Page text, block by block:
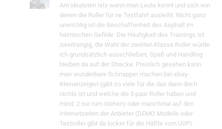
Am idealsten ists wenn man Leute kennt und sich von
denen die Roller für ne Testfahrt ausleiht. Nicht ganz
unwichtig ist die Beschaffenheit des Asphalt im
heimischen Gefilde. Die Häufigkeit des Trainings ist
zweitrangig, die Wahl der zweiten Klasse Roller würde
ich grundsätzlich ausschließen, Spaß und Handling
bleiben da auf der Strecke. Preislich gesehen kann
man wunderbare Schnapper machen bei ebay-
Kleinanzeigen (gibt so viele für die das dann doch
nichts ist und welche die 5 paar Roller haben und
mind. 2 nur rum stehen) oder manchmal auf den
Internetseiten der Anbieter (DEMO Modelle oder
Testroller gibt da locker für die Hälfte vom UVP).